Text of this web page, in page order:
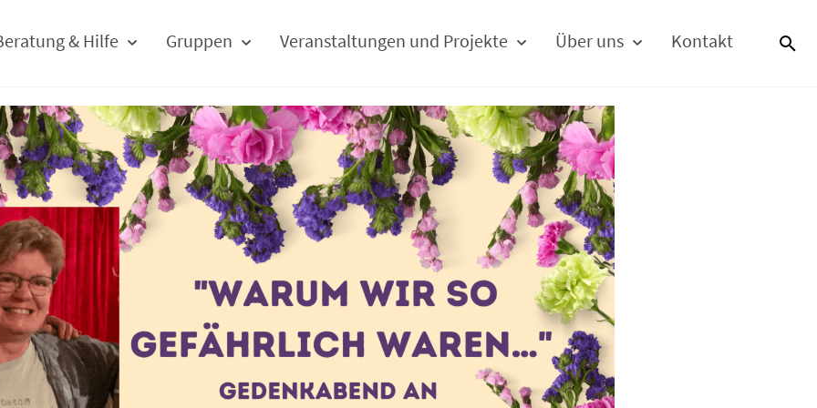
& Hilfe Gruppen Veranstaltungen und Projekte Über uns Kontakt